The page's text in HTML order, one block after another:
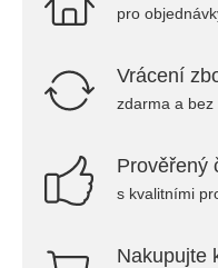
pro
Vrácení
zdarma a bez
Prověřený
s kvalitními
Nakupujte